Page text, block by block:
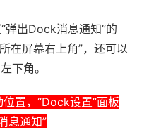
弹出Dock消息通知”的
在屏幕右上角”，还可以
下角。
置，“Dock设置”面板
息通知”